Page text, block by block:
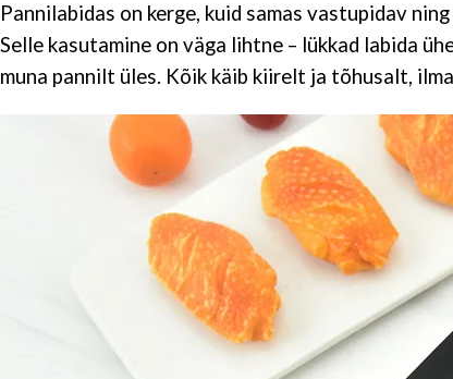
Pannilabidas on kerge, kuid samas vastupidav
Selle kasutamine on väga lihtne – lükkad labida
muna pannilt üles. Kõik käib kiirelt ja tõhusalt,